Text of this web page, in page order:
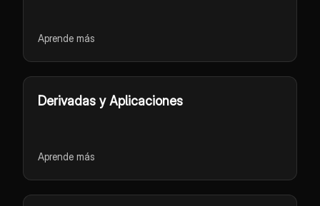
Aprende más
Derivadas y Aplicaciones
Aprende más